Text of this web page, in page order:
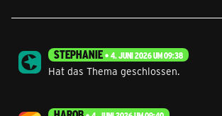
STEPHANIE 4. JUNI 2026 UM 09:38
Hat das Thema geschlossen.